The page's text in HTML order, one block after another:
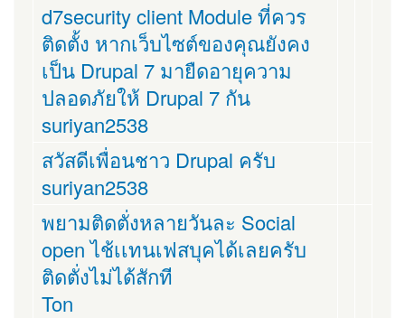
d7security client Module ที่ควร
ติดตั้ง หากเว็บไซต์ของคุณยังคง
เป็น Drupal 7 มายืดอายุความ
ปลอดภัยให้ Drupal 7 กัน
suriyan2538
สวัสดีเพื่อนชาว Drupal ครับ
suriyan2538
พยามติดตั่งหลายวันละ Social
open ไช้เเทนเฟสบุคได้เลยครับ
ติดตั่งไม่ได้สักที
Ton